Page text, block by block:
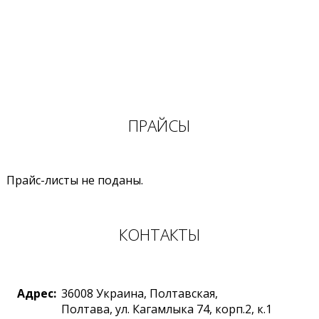
ПРАЙСЫ
Прайс-листы не поданы.
КОНТАКТЫ
Адрес: 36008 Украина, Полтавская,
Полтава, ул. Кагамлыка 74, корп.2, к.1